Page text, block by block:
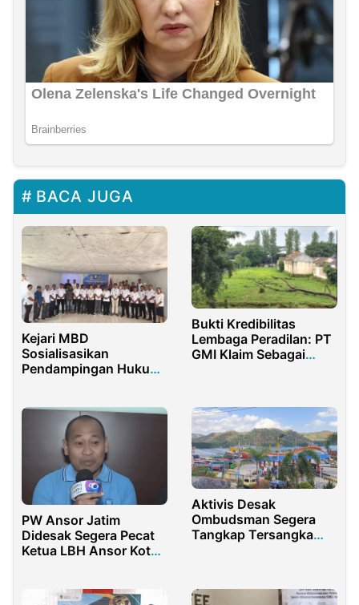
BACA JUGA
Kejari MBD
Sosialisasikan
Pendampingan Hukum
Kecamatan Moa
Bukti Kredibilitas
Lembaga Peradilan: PT
GMI Klaim Sebagai
PW Ansor Jatim
Didesak Segera Pecat
Ketua LBH Ansor Kota
Aktivis Desak
Ombudsman Segera
Tangkap Tersangka